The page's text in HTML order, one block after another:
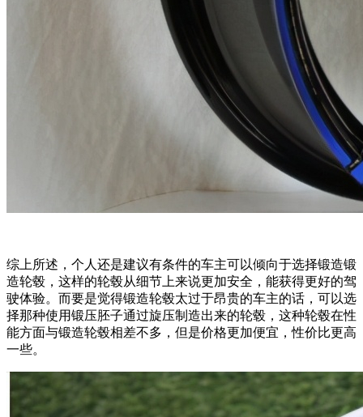
综上所述，个人还是建议有条件的车主可以倾向于选择锻造锻
造轮毂，这样的轮毂从细节上来说更加安全，能获得更好的驾
驶体验。而要是觉得锻造轮毂太过于昂贵的车主的话，可以选
择那种使用锻压胚子通过旋压制造出来的轮毂，这种轮毂在性
能方面与锻造轮毂相差不多，但是价格更加便宜，性价比更高
一些。